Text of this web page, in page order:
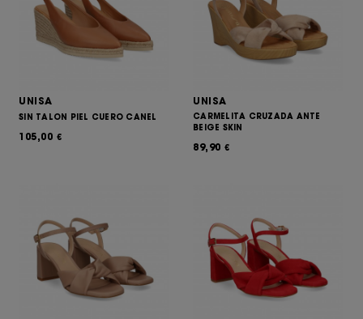
UNISA
SIN TALON PIEL CUERO CANEL
105,00 €
UNISA
CARMELITA CRUZADA ANTE
BEIGE SKIN
89,90 €